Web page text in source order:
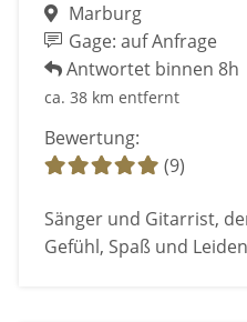
Marburg
Gage: auf Anfrage
Antwortet binnen 8h
ca. 38 km entfernt
Bewertung:
(9)
Sänger und Gitarrist,
Gefühl, Spaß und